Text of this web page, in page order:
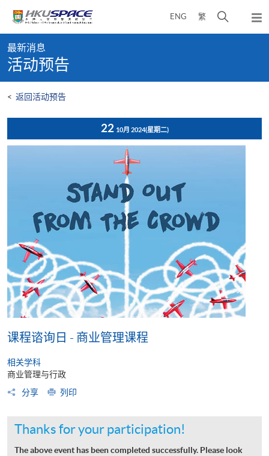
content
ENG 繁
开
弹
出
content
start
最新消息
活动预告
< 返回活动预告
22 10月 2024(星期二)
课程谘询日 - 商业管理课程
相关学科
商业管理与行政
分享
列印
Thanks for your participation!
The above event has been completed successfully. Please look